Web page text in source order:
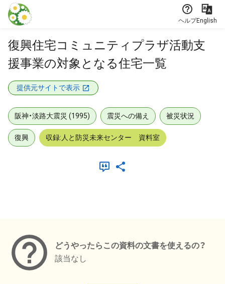
本文に飛ぶ
ヘルプEnglish
復興住宅コミュニティプラザ活動支
援事業の対象となる住宅一覧
提供元サイトで表示
阪神・淡路大震災 (1995) 震災への備え 被災状況
復興 収録:人と防災未来センター 資料室
どうやったらこの資料の文書を使えるの？
該当なし